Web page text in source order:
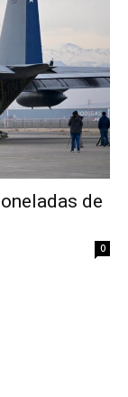
de
0